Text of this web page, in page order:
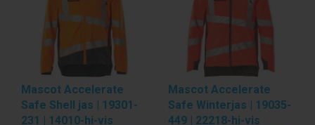
Mascot Accelerate
Safe Shell jas | 19301-
231 | 14010-hi-vis
Mascot Accelerate
Safe Winterjas | 19035-
449 | 22218-hi-vis